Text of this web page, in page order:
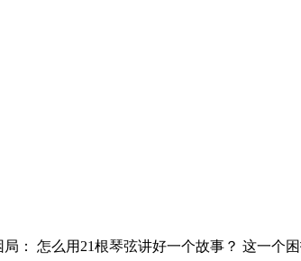
： 怎么用21根琴弦讲好一个故事？ 这一个